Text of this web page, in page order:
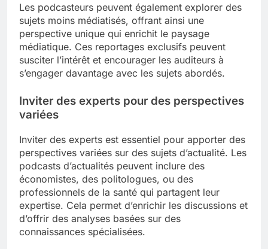
Les podcasteurs peuvent également explorer des
sujets moins médiatisés, offrant ainsi une
perspective unique qui enrichit le paysage
médiatique. Ces reportages exclusifs peuvent
susciter l’intérêt et encourager les auditeurs à
s’engager davantage avec les sujets abordés.
Inviter des experts pour des perspectives
variées
Inviter des experts est essentiel pour apporter des
perspectives variées sur des sujets d’actualité. Les
podcasts d’actualités peuvent inclure des
économistes, des politologues, ou des
professionnels de la santé qui partagent leur
expertise. Cela permet d’enrichir les discussions et
d’offrir des analyses basées sur des
connaissances spécialisées.